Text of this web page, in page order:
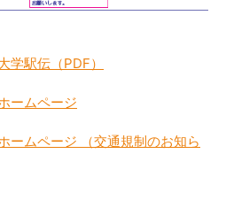
学駅伝（PDF）
ームページ
ムページ （交通規制のお知ら